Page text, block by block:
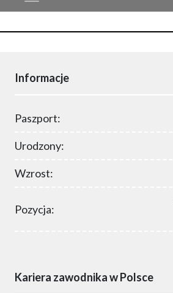
Informacje
Paszport:
Urodzony:
Wzrost:
Pozycja:
Kariera zawodnika w Polsce